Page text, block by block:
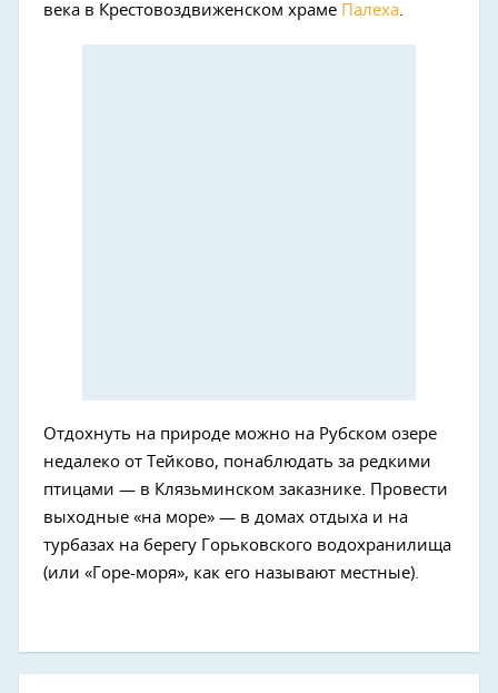
века в Крестовоздвиженском храме
Палеха
Отдохнуть на природе можно на Рубском озере
недалеко от Тейково, понаблюдать за редкими
птицами — в Клязьминском заказнике. Провести
выходные «на море» — в домах отдыха и на
турбазах на берегу Горьковского водохранилища
(или «Горе-моря», как его называют местные).